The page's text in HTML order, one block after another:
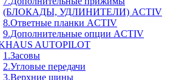
(БЛОКАДЫ, УДЛИНИТЕЛИ) ACTIV
8.Ответные планки ACTIV
9.Дополнительные опции ACTIV
AUTOPILOT
1.Засовы
2.Угловые передачи
3.Верхние шины